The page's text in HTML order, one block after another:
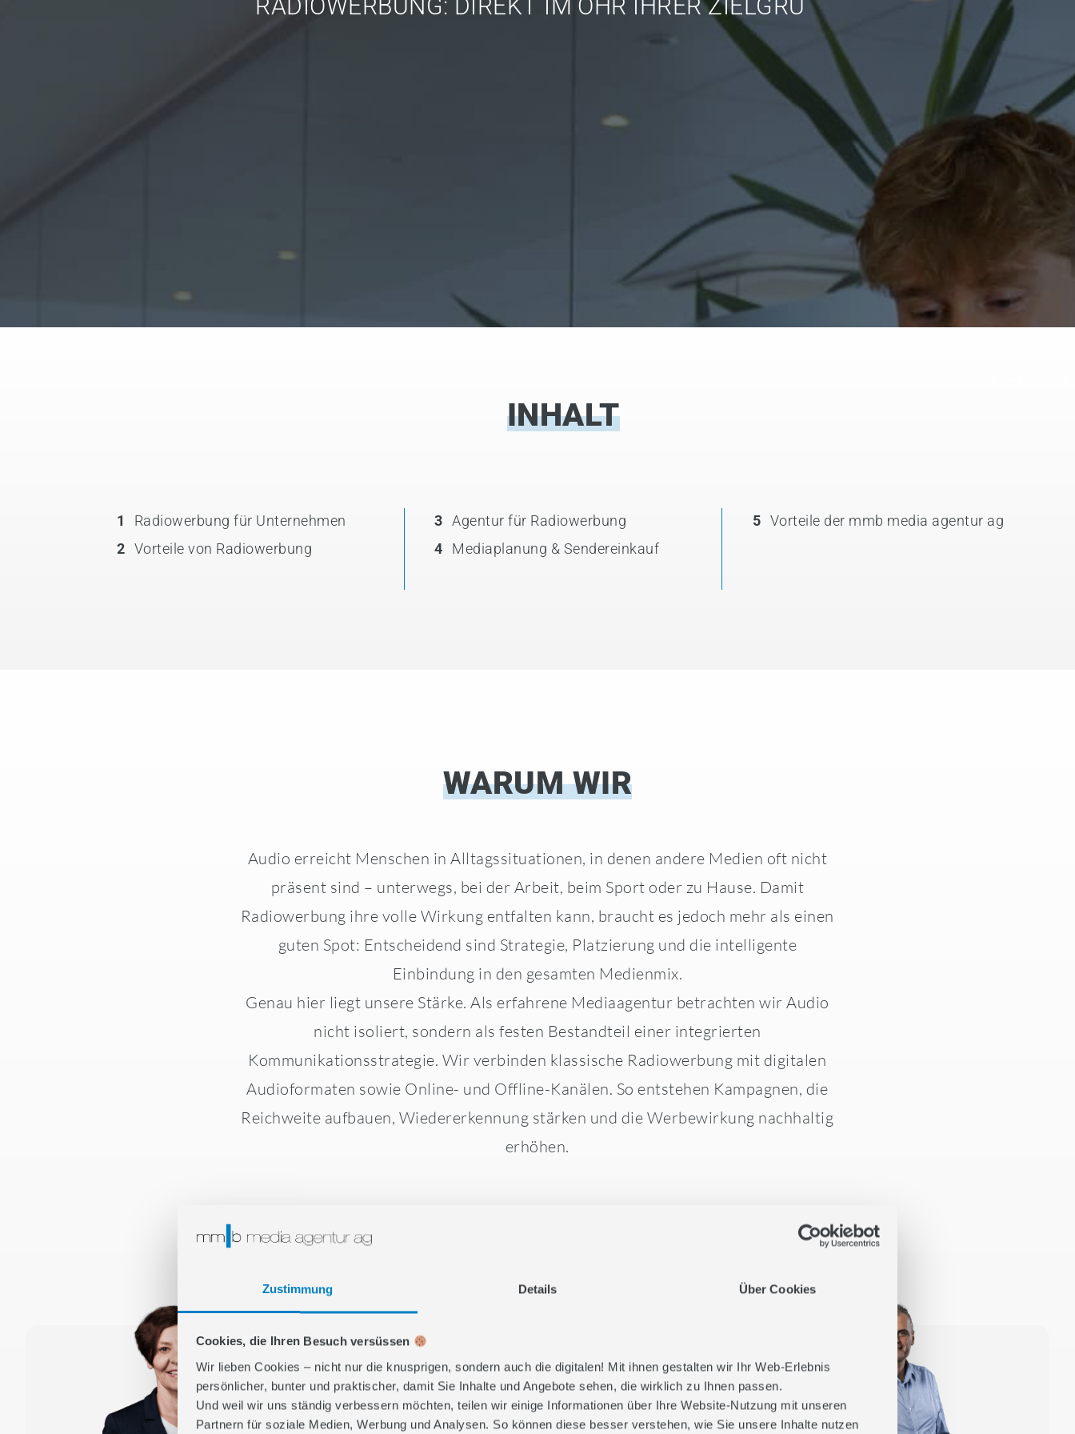
Zustimmung Details Über Cookies
Cookies, die Ihren Besuch versüssen
Wir lieben Cookies – nicht nur die knusprigen, sondern auch die digitalen! Mit ihnen gestalten wir Ihr Web-Erlebnis
persönlicher, bunter und praktischer, damit Sie Inhalte und Angebote sehen, die wirklich zu Ihnen passen.
Und weil wir uns ständig verbessern möchten, teilen wir einige Informationen über Ihre Website-Nutzung mit unseren
Partnern für soziale Medien, Werbung und Analysen. So können diese besser verstehen, wie Sie unsere Inhalte nutzen
Digital Marketing Audits Potenzialanalyse
RADIOWERBUNG:
INHALT
1
Radiowerbung für Unternehmen
2 Vorteile von Radiowerbung
3 Agentur für Radiowerbung
4
Mediaplanung & Sendereinkauf
5 Vorteile der mmb media agentur ag
WARUM WIR
Audio erreicht Menschen in Alltagssituationen, in denen andere Medien oft nicht
präsent sind – unterwegs, bei der Arbeit, beim Sport oder zu Hause. Damit
Radiowerbung ihre volle Wirkung entfalten kann, braucht es jedoch mehr als einen
guten Spot: Entscheidend sind Strategie, Platzierung und die intelligente
Einbindung in den gesamten Medienmix.
Genau hier liegt unsere Stärke. Als erfahrene Mediaagentur betrachten wir Audio
nicht isoliert, sondern als festen Bestandteil einer integrierten
Kommunikationsstrategie. Wir verbinden klassische Radiowerbung mit digitalen
Audioformaten sowie Online- und Offline-Kanälen. So entstehen Kampagnen, die
Reichweite aufbauen, Wiedererkennung stärken und die Werbewirkung nachhaltig
erhöhen.